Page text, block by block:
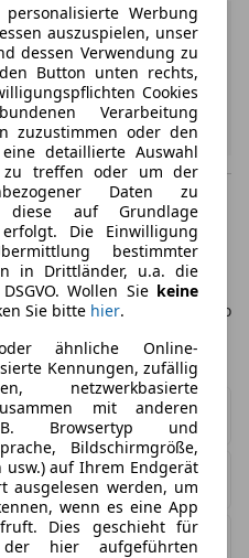
Übersicht
zu unseren Suzuki Alto
0,00 €
Werbung
auszuspielen, unser
dessen Verwendung zu
Button unten rechts,
Cookies
Verarbeitung
zuzustimmen oder den
detaillierte Auswahl
zu treffen oder um der
Daten zu
diese auf Grundlage
Die Einwilligung
bestimmter
in Drittländer, u.a. die
Wollen Sie keine
Sie bitte hier.
ähnliche Online-
Kennungen, zufällig
netzwerkbasierte
mit anderen
Browsertyp und
Bildschirmgröße,
auf Ihrem Endgerät
ausgelesen werden, um
wenn es eine App
Dies geschieht für
hier aufgeführten